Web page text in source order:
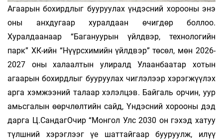
Агаарын бохирдлыг бууруулах үндэсний хорооны энэ
оны анхдугаар хуралдаан өчигдөр боллоо.
Хуралдаанаар “Багануурын үйлдвэр, технологийн
парк” ХК-ийн “Нүүрсхимийн үйлдвэр” төсөл, мөн 2026-
2027 оны халаалтын улиралд Улаанбаатар хотын
агаарын бохирдлыг бууруулах чиглэлээр хэрэгжүүлэх
арга хэмжээний талаар хэлэлцэв. Байгаль орчин, уур
амьсгалын өөрчлөлтийн сайд, Үндэсний хорооны дэд
дарга Ц.СандагОчир “Монгол Улс 2030 он гэхэд хатуу
түлшний хэрэглээг үе шаттайгаар бууруулж, илүү